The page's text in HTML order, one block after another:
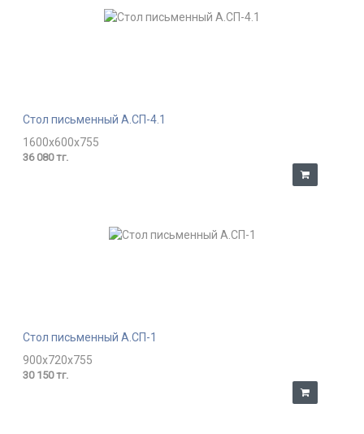
Стол письменный А.СП-4.1
1600x600x755
36 080 тг.
Стол письменный А.СП-1
900x720x755
30 150 тг.